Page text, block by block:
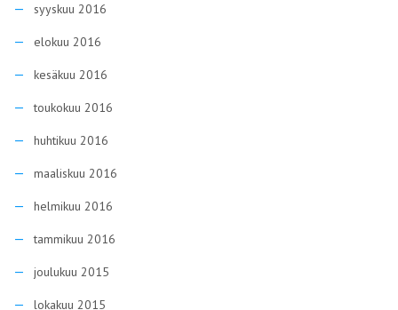
syyskuu 2016
elokuu 2016
kesäkuu 2016
toukokuu 2016
huhtikuu 2016
maaliskuu 2016
helmikuu 2016
tammikuu 2016
joulukuu 2015
lokakuu 2015